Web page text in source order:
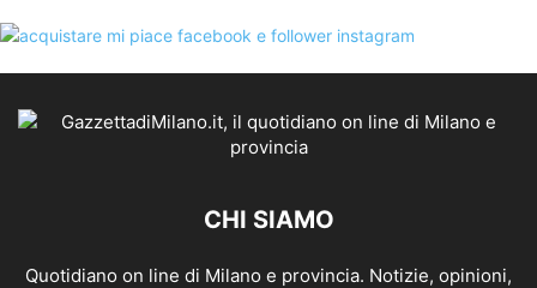
CHI SIAMO
Quotidiano on line di Milano e provincia. Notizie, opinioni,